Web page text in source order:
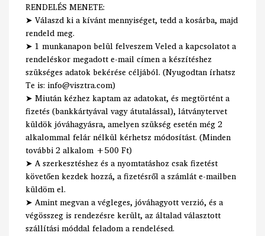
RENDELÉS MENETE:
➤ Válaszd ki a kívánt mennyiséget, tedd a kosárba, majd
rendeld meg.
➤ 1 munkanapon belül felveszem Veled a kapcsolatot a
rendeléskor megadott e-mail címen a készítéshez
szükséges adatok bekérése céljából. (Nyugodtan írhatsz
Te is: info@visztra.com)
➤ Miután kézhez kaptam az adatokat, és megtörtént a
fizetés (bankkártyával vagy átutalással), látványtervet
küldök jóváhagyásra, amelyen szükség esetén még 2
alkalommal felár nélkül kérhetsz módosítást. (Minden
további 2 alkalom +500 Ft)
➤ A szerkesztéshez és a nyomtatáshoz csak fizetést
követően kezdek hozzá, a fizetésről a számlát e-mailben
küldöm el.
➤ Amint megvan a végleges, jóváhagyott verzió, és a
végösszeg is rendezésre került, az általad választott
szállítási móddal feladom a rendelésed.